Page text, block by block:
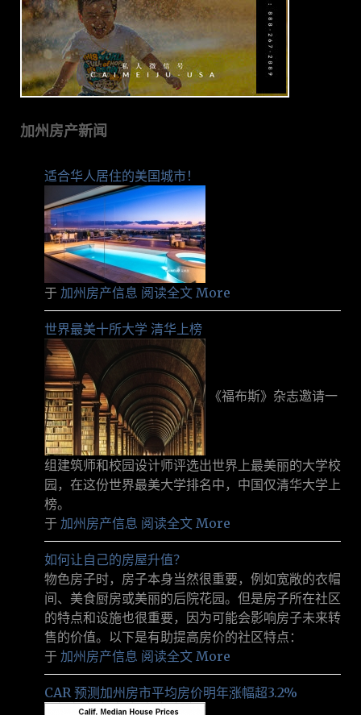
加州房产新闻
适合华人居住的美国城市！
于 加州房产信息 阅读全文 More
世界最美十所大学 清华上榜
《福布斯》杂志邀请一
组建筑师和校园设计师评选出世界上最美丽的大学校
园，在这份世界最美大学排名中，中国仅清华大学上
榜。
于 加州房产信息 阅读全文 More
如何让自己的房屋升值？
物色房子时，房子本身当然很重要，例如宽敞的衣帽
间、美食厨房或美丽的后院花园。但是房子所在社区
的特点和设施也很重要，因为可能会影响房子未来转
售的价值。以下是有助提高房价的社区特点：
于 加州房产信息 阅读全文 More
CAR 预测加州房市平均房价明年涨幅超3.2%